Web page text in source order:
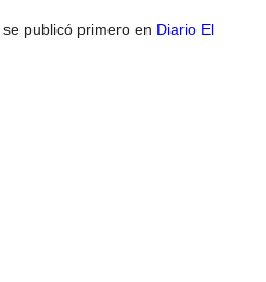
se publicó primero en Diario El